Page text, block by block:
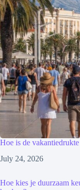
Hoe is de
July 24, 2026
Hoe kies je duurzaam